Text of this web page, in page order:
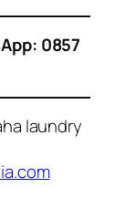
0857
laundry